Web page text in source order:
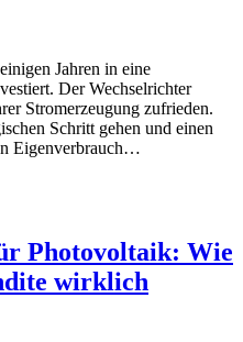
Jahren in eine
Der Wechselrichter
Stromerzeugung zufrieden.
Schritt gehen und einen
Eigenverbrauch…
Photovoltaik: Wie
wirklich